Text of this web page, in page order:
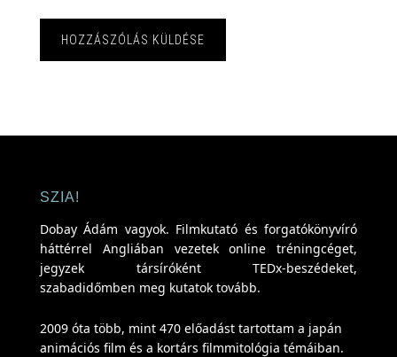
SZIA!
Dobay Ádám vagyok. Filmkutató és forgatókönyvíró
háttérrel Angliában vezetek online tréningcéget,
jegyzek társíróként TEDx-beszédeket,
szabadidőmben meg kutatok tovább.
2009 óta több, mint 470 előadást tartottam a japán
animációs film és a kortárs filmmitológia témáiban.